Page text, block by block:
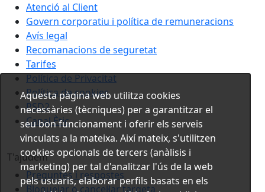
Atenció al Client
Govern corporatiu i política de remuneracions
Avís legal
Recomanacions de seguretat
Tarifes
Política de Privacitat
Política de cookies
PSD2
Canal Ètic
T'ajudem
Preguntes i respostes
Bloquejar o cancel·lar targeta
Aquesta pàgina web utilitza cookies
necessàries (tècniques) per a garantitzar el
seu bon funcionament i oferir els serveis
vinculats a la mateixa. Així mateix, s'utilitzen
cookies opcionals de tercers (anàlisis i
marketing) per tal d'analitzar l'ús de la web
pels usuaris, elaborar perfils basats en els